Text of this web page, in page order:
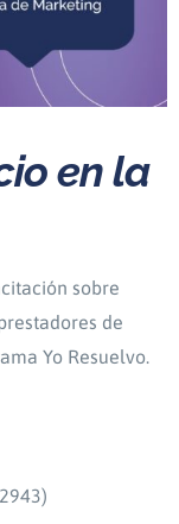
en la
sobre
de
Yo Resuelvo.